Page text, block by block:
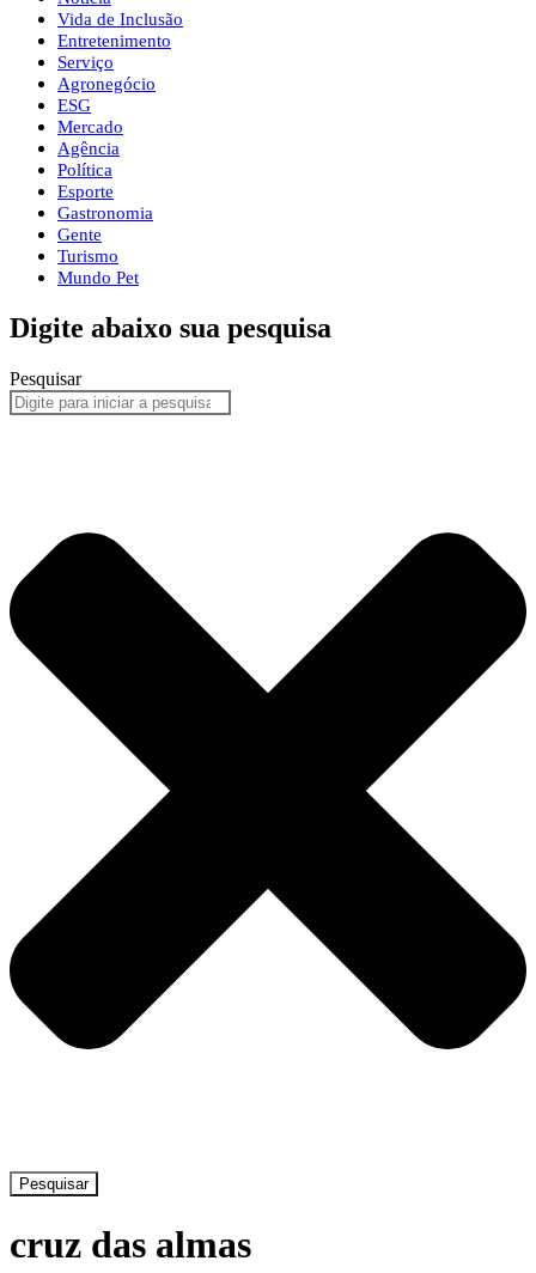
Vida de Inclusão
Entretenimento
Serviço
Agronegócio
ESG
Mercado
Agência
Política
Esporte
Gastronomia
Gente
Turismo
Mundo Pet
Digite abaixo sua pesquisa
Pesquisar
Pesquisar
cruz das almas